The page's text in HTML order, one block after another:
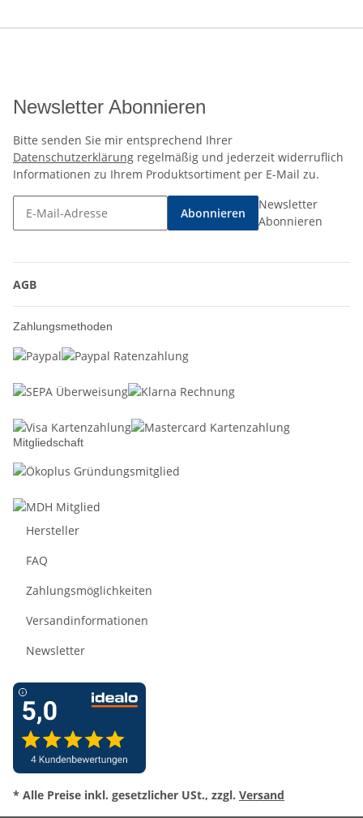
Newsletter Abonnieren
Bitte senden Sie mir entsprechend Ihrer
Datenschutzerklärung regelmäßig und jederzeit widerruflich
Informationen zu Ihrem Produktsortiment per E-Mail zu.
Abonnieren
Newsletter
Abonnieren
AGB
Zahlungsmethoden
Mitgliedschaft
Hersteller
FAQ
Zahlungsmöglichkeiten
Versandinformationen
Newsletter
* Alle Preise inkl. gesetzlicher USt., zzgl. Versand